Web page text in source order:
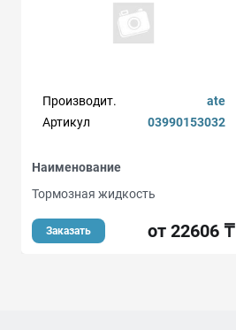
Производит.
ate
Артикул
03990153032
Наименование
Тормозная жидкость
Заказать от 22606 ₸